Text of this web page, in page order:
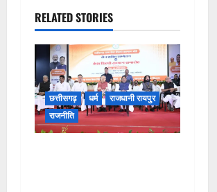
RELATED STORIES
छत्तीसगढ़ धर्म
राजधानी रायपुर
राजनीति